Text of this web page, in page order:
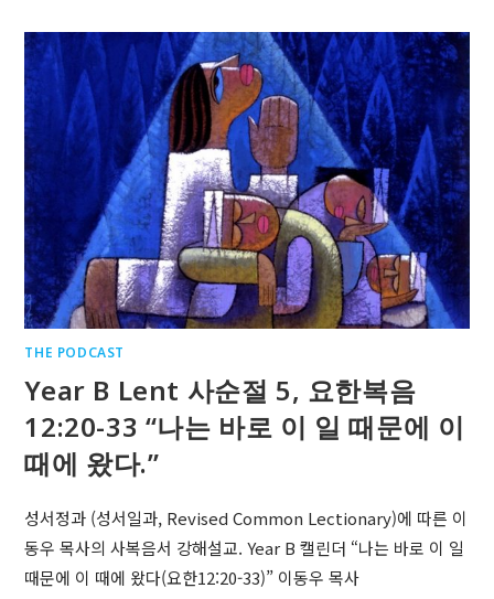
THE PODCAST
Year B Lent 사순절 5, 요한복음
12:20-33 “나는 바로 이 일 때문에 이
때에 왔다.”
성서정과 (성서일과, Revised Common Lectionary)에 따른 이
동우 목사의 사복음서 강해설교. Year B 캘린더 “나는 바로 이 일
때문에 이 때에 왔다(요한12:20-33)” 이동우 목사